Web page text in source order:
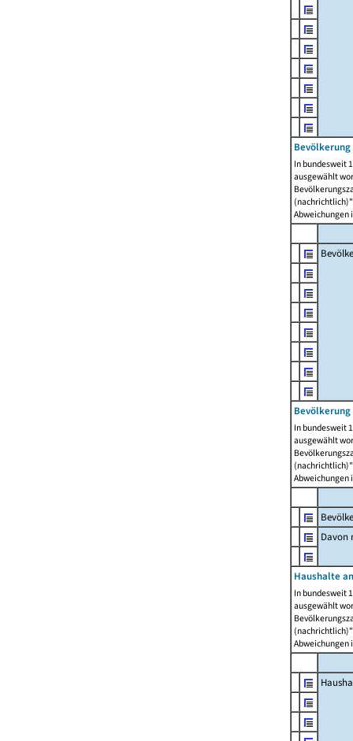
In bundesweit
ausgewählt
Abweichungen
In bundesweit
ausgewählt
Abweichungen
Davon
Haushalte
In bundesweit
ausgewählt
Abweichungen